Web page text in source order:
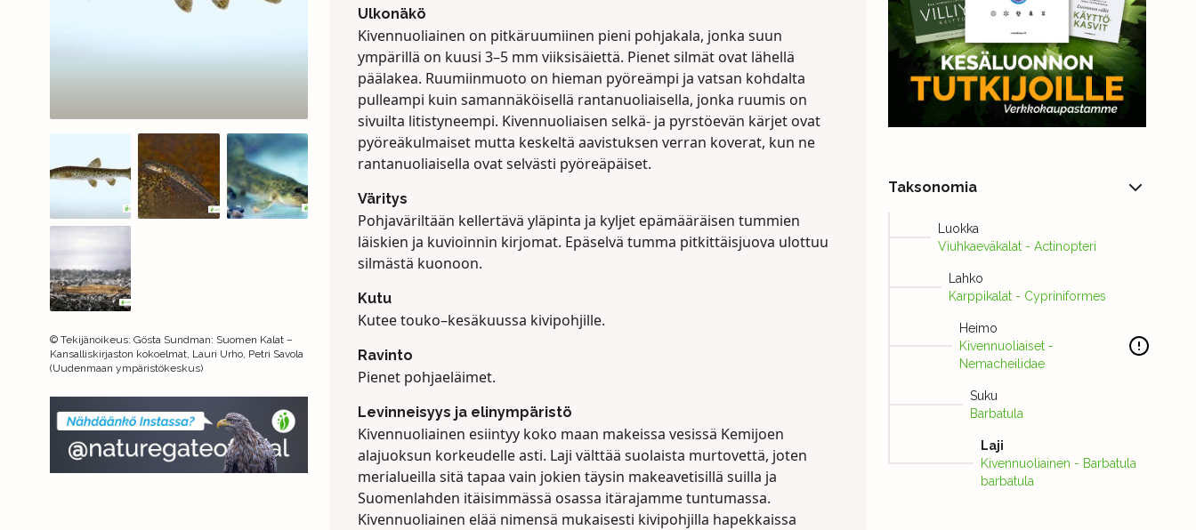
© Tekijänoikeus: Gösta Sundman: Suomen Kalat –
Kansalliskirjaston kokoelmat, Lauri Urho, Petri Savola
(Uudenmaan ympäristökeskus)
Ulkonäkö
Kivennuoliainen on pitkäruumiinen pieni pohjakala, jonka suun
ympärillä on kuusi 3–5 mm viiksisäiettä. Pienet silmät ovat lähellä
päälakea. Ruumiinmuoto on hieman pyöreämpi ja vatsan kohdalta
pulleampi kuin samannäköisellä rantanuoliaisella, jonka ruumis on
sivuilta litistyneempi. Kivennuoliaisen selkä- ja pyrstöevän kärjet ovat
pyöreäkulmaiset mutta keskeltä aavistuksen verran koverat, kun ne
rantanuoliaisella ovat selvästi pyöreäpäiset.
Väritys
Pohjaväriltään kellertävä yläpinta ja kyljet epämääräisen tummien
läiskien ja kuvioinnin kirjomat. Epäselvä tumma pitkittäisjuova ulottuu
silmästä kuonoon.
Kutu
Kutee touko–kesäkuussa kivipohjille.
Ravinto
Pienet pohjaeläimet.
Levinneisyys ja elinympäristö
Kivennuoliainen esiintyy koko maan makeissa vesissä Kemijoen
alajuoksun korkeudelle asti. Laji välttää suolaista murtovettä, joten
merialueilla sitä tapaa vain jokien täysin makeavetisillä suilla ja
Suomenlahden itäisimmässä osassa itärajamme tuntumassa.
Kivennuoliainen elää nimensä mukaisesti kivipohjilla hapekkaissa
Taksonomia
Luokka
Viuhkaeväkalat - Actinopteri
Lahko
Karppikalat - Cypriniformes
Heimo
Kivennuoliaiset -
Nemacheilidae
Suku
Barbatula
Laji
Kivennuoliainen - Barbatula
barbatula